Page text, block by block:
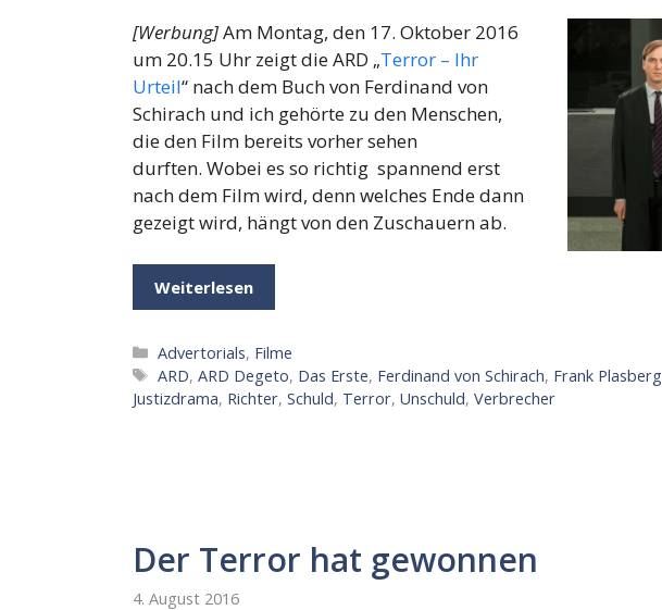
[Werbung]Am Montag, den 17. Oktober 2016
um 20.15 Uhr zeigt die ARD „Terror – Ihr
Urteil“ nach dem Buch von Ferdinand von
Schirach und ich gehörte zu den Menschen,
die den Film bereits vorher sehen
durften. Wobei es so richtig spannend erst
nach dem Film wird, denn welches Ende dann
gezeigt wird, hängt von den Zuschauern ab.
Weiterlesen
Kategorien
Advertorials, Filme
Schlagwörter
ARD,ARD Degeto, Das Erste, Ferdinand von Schirach, Frank Plasberg
Justizdrama, Richter, Schuld, Terror, Unschuld, Verbrecher
Der Terror hat gewonnen
4. August 2016